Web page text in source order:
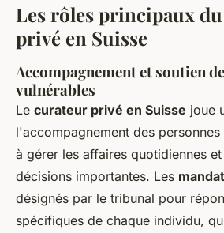
Les rôles principaux
privé en Suisse
Accompagnement et soutien
vulnérables
Le curateur privé en Suisse joue
l'accompagnement des
à gérer les affaires quotidiennes
décisions importantes. Les
désignés par le tribunal pour
spécifiques de chaque individu,